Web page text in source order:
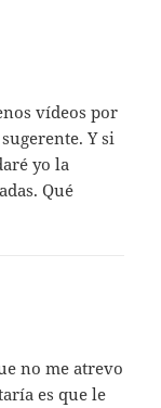
vídeos por
Y si
yo la
Qué
no me atrevo
es que le